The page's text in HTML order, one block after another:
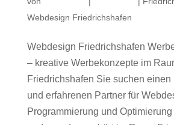
Webdesign Friedrichshafen
Webdesign Friedrichshafen
– kreative Werbekonzepte im
Friedrichshafen Sie suchen
und erfahrenen Partner für
Programmierung und